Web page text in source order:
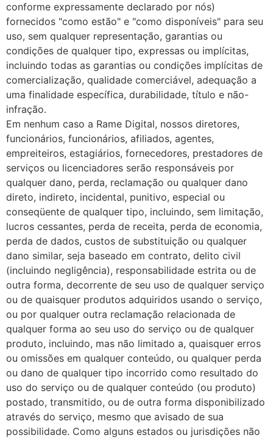
conforme expressamente declarado por nós)
fornecidos "como estão" e "como disponíveis" para seu
uso, sem qualquer representação, garantias ou
condições de qualquer tipo, expressas ou implícitas,
incluindo todas as garantias ou condições implícitas de
comercialização, qualidade comerciável, adequação a
uma finalidade específica, durabilidade, título e não-
infração.
Em nenhum caso a Rame Digital, nossos diretores,
funcionários, funcionários, afiliados, agentes,
empreiteiros, estagiários, fornecedores, prestadores de
serviços ou licenciadores serão responsáveis por
qualquer dano, perda, reclamação ou qualquer dano
direto, indireto, incidental, punitivo, especial ou
conseqüente de qualquer tipo, incluindo, sem limitação,
lucros cessantes, perda de receita, perda de economia,
perda de dados, custos de substituição ou qualquer
dano similar, seja baseado em contrato, delito civil
(incluindo negligência), responsabilidade estrita ou de
outra forma, decorrente de seu uso de qualquer serviço
ou de quaisquer produtos adquiridos usando o serviço,
ou por qualquer outra reclamação relacionada de
qualquer forma ao seu uso do serviço ou de qualquer
produto, incluindo, mas não limitado a, quaisquer erros
ou omissões em qualquer conteúdo, ou qualquer perda
ou dano de qualquer tipo incorrido como resultado do
uso do serviço ou de qualquer conteúdo (ou produto)
postado, transmitido, ou de outra forma disponibilizado
através do serviço, mesmo que avisado de sua
possibilidade. Como alguns estados ou jurisdições não